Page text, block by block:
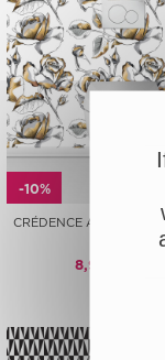
-10%
CRÉDENCE ADHÉSIVE
8,91 €